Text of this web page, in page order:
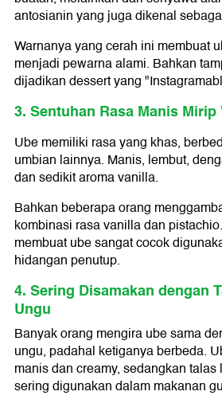
antosianin yang juga dikenal
Warnanya yang cerah ini membuat
menjadi pewarna alami. Bahkan
dijadikan dessert yang
3. Sentuhan Rasa Manis Mirip
Ube memiliki rasa yang khas,
umbian lainnya. Manis, lembut,
dan sedikit aroma vanilla.
Bahkan beberapa orang
kombinasi rasa vanilla dan
membuat ube sangat cocok
hidangan penutup.
4. Sering Disamakan dengan
Ungu
Banyak orang mengira ube sama
ungu, padahal ketiganya berbeda.
manis dan creamy, sedangkan
sering digunakan dalam makanan